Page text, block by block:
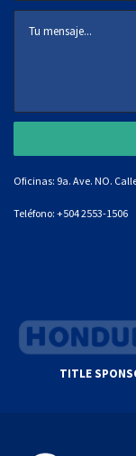
Oficinas: 9a. Ave. NO.
Teléfono: +504 2553-1506
TITLE